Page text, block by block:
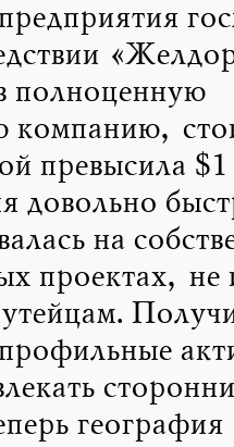
полноценную
компанию,
превысила
довольно
на
проектах,
география